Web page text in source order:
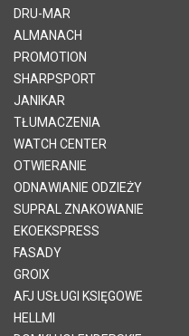
DRU-MAR
ALMANACH
PROMOTION
SHARPSPORT
JANIKAR
TŁUMACZENIA
WATCH CENTER
OTWIERANIE
ODNAWIANIE ODZIEŻY
SUPRAL ZNAKOWANIE
EKOEKSPRESS
FASADY
GROIX
AFJ USŁUGI KSIĘGOWE
HELLMI